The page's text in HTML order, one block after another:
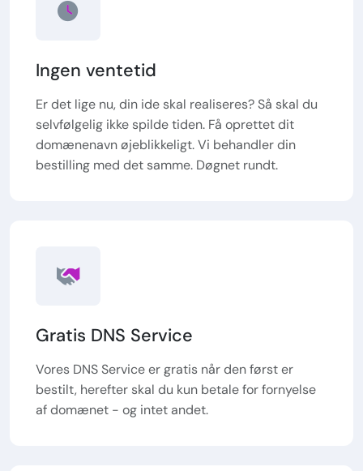
Ingen ventetid
Er det lige nu, din ide skal realiseres? Så skal du
selvfølgelig ikke spilde tiden. Få oprettet dit
domænenavn øjeblikkeligt. Vi behandler din
bestilling med det samme. Døgnet rundt.
Gratis DNS Service
Vores DNS Service er gratis når den først er
bestilt, herefter skal du kun betale for fornyelse
af domænet - og intet andet.